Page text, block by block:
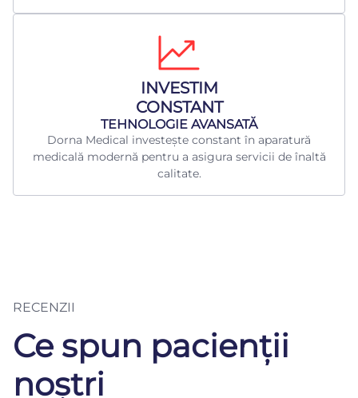
INVESTIM
CONSTANT
TEHNOLOGIE AVANSATĂ
Dorna Medical investește constant în aparatură
medicală modernă pentru a asigura servicii de înaltă
calitate.
RECENZII
Ce spun pacienții
noștri